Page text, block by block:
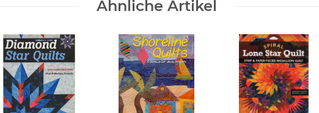
Ähnliche Artikel